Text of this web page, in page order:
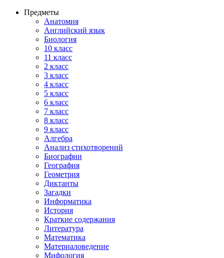
Предметы
Анатомия
Английский язык
Биология
10 класс
11 класс
2 класс
3 класс
4 класс
5 класс
6 класс
7 класс
8 класс
9 класс
Алгебра
Анализ стихотворений
Биографии
География
Геометрия
Диктанты
Загадки
Информатика
История
Краткие содержания
Литература
Математика
Материаловедение
Мифология